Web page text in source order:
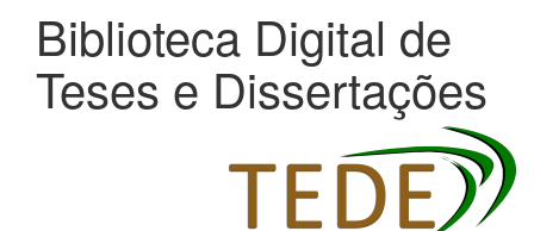
Biblioteca Digital de
Teses e Dissertações